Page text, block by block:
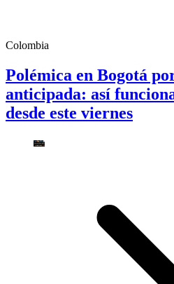
Colombia
Polémica en Bogotá
anticipada: así
desde este viernes